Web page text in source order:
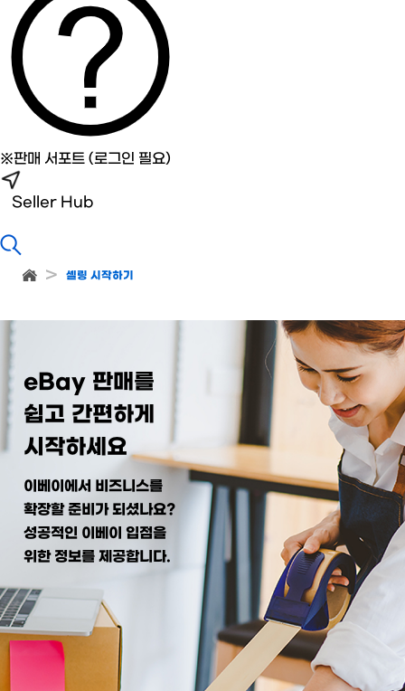
※판매 서포트 (로그인 필요)
Seller Hub
셀링 시작하기
eBay 판매를
쉽고 간편하게
시작하세요
이베이에서 비즈니스를
확장할 준비가 되셨나요?
성공적인 이베이 입점을
위한 정보를 제공합니다.